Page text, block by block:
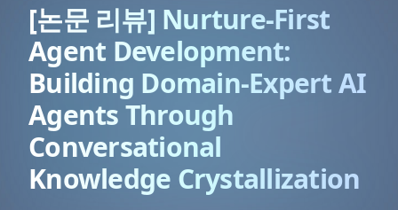
[논문 리뷰] Nurture-First
Agent Development:
Building Domain-Expert AI
Agents Through
Conversational
Knowledge Crystallization